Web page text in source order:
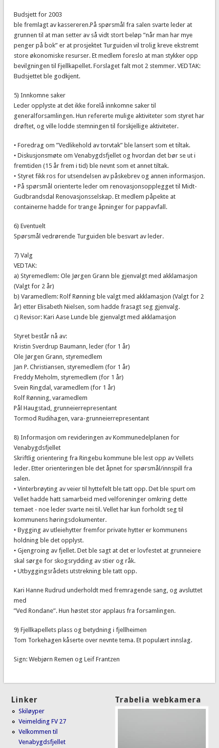
Budsjett for 2003
ble fremlagt av kassereren.På spørsmål fra salen svarte leder at
grunnen til at man setter av så vidt stort beløp ”når man har mye
penger på bok” er at prosjektet Turguiden vil trolig kreve ekstremt
store økonomiske resurser. Et medlem foreslo at man stykker opp
bevilgningen til Fjellkapellet. Forslaget falt mot 2 stemmer. VEDTAK:
Budsjettet ble godkjent.
5) Innkomne saker
Leder opplyste at det ikke forelå innkomne saker til
generalforsamlingen. Hun refererte mulige aktiviteter som styret har
drøftet, og ville lodde stemningen til forskjellige aktiviteter.
• Foredrag om ”Vedlikehold av torvtak” ble lansert som et tiltak.
• Diskusjonsmøte om Venabygdsfjellet og hvordan det bør se ut i
fremtiden (15 år frem i tid) ble nevnt som et annet tiltak.
• Styret fikk ros for utsendelsen av påskebrev og annen informasjon.
• På spørsmål orienterte leder om renovasjonsopplegget til Midt-
Gudbrandsdal Renovasjonsselskap. Et medlem påpekte at
containerne hadde for trange åpninger for pappavfall.
6) Eventuelt
Spørsmål vedrørende Turguiden ble besvart av leder.
7) Valg
VEDTAK:
a) Styremedlem: Ole Jørgen Grann ble gjenvalgt med akklamasjon
(Valgt for 2 år)
b) Varamedlem: Rolf Rønning ble valgt med akklamasjon (Valgt for 2
år) etter Elisabeth Nielsen, som hadde frasagt seg gjenvalg.
c) Revisor: Kari Aase Lunde ble gjenvalgt med akklamasjon
Styret består nå av:
Kristin Sverdrup Baumann, leder (for 1 år)
Ole Jørgen Grann, styremedlem
Jan P. Christiansen, styremedlem (for 1 år)
Freddy Meholm, styremedlem (for 1 år)
Svein Ringdal, varamedlem (for 1 år)
Rolf Rønning, varamedlem
Pål Haugstad, grunneierrepresentant
Tormod Rudihagen, vara-grunneierrepresentant
8) Informasjon om revideringen av Kommunedelplanen for
Venabygdsfjellet
Skriftlig orientering fra Ringebu kommune ble lest opp av Vellets
leder. Etter orienteringen ble det åpnet for spørsmål/innspill fra
salen.
• Vinterbrøyting av veier til hyttefelt ble tatt opp. Det ble spurt om
Vellet hadde hatt samarbeid med velforeninger omkring dette
temaet - noe leder svarte nei til. Vellet har kun forholdt seg til
kommunens høringsdokumenter.
• Bygging av utleiehytter fremfor private hytter er kommunens
holdning ble det opplyst.
• Gjengroing av fjellet. Det ble sagt at det er lovfestet at grunneiere
skal sørge for skogsrydding av stier og råk.
• Utbyggingsrådets utstrekning ble tatt opp.
Kari Hanne Rudrud underholdt med fremragende sang, og avsluttet
med
”Ved Rondane”. Hun høstet stor applaus fra forsamlingen.
9) Fjellkapellets plass og betydning i fjellheimen
Tom Torkehagen kåserte over nevnte tema. Et populært innslag.
Sign: Webjørn Remen og Leif Frantzen
Linker
Skiløyper
Veimelding FV 27
Velkommen til
Venabygdsfjellet
Trabelia webkamera